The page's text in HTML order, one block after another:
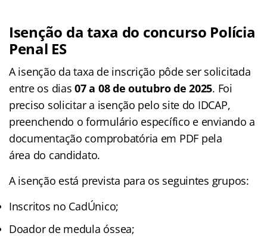
Isenção da taxa do concurso Polícia
Penal ES
A isenção da taxa de inscrição pôde ser solicitada
entre os dias07 a 08 de outubro de 2025. Foi
preciso solicitar a isenção pelo site do IDCAP,
preenchendo o formulário específico e enviando a
documentação comprobatória em PDF pela
área do candidato.
A isenção está prevista para os seguintes grupos:
Inscritos no CadÚnico;
Doador de medula óssea;